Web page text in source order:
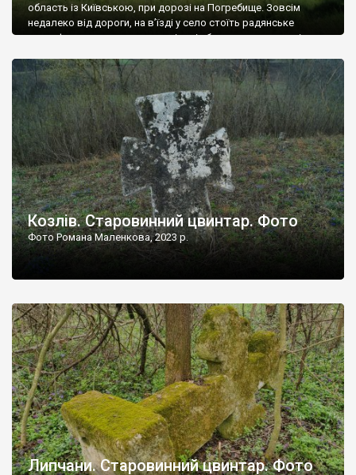
область із Київською, при дорозі на Погребище. Зовсім
недалеко від дороги, на в’їзді у село стоїть радянське
рельєфне пано, яке показує жінку і яблуню, а трохи далі, десь
не видно, але видно дві стареньких колії у траві – […]
Козлів. Старовинний цвинтар. Фото
Фото Романа Маленкова, 2023 р.
Липчани. Старовинний цвинтар. Фото